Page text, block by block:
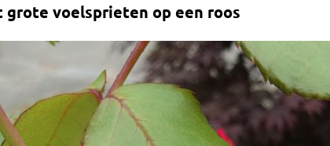
voelsprieten op een roos